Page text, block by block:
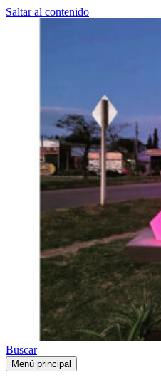
Saltar al contenido
Buscar
Menú principal